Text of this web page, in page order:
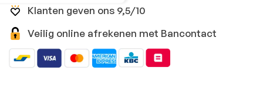
Klanten geven ons 9,5/10
Veilig online afrekenen met Bancontact